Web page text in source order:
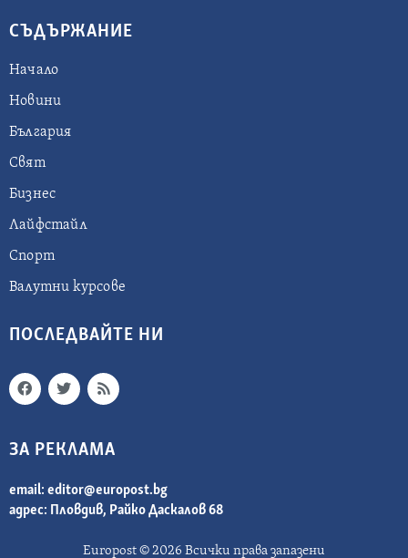
СЪДЪРЖАНИЕ
Начало
Новини
България
Свят
Бизнес
Лайфстайл
Спорт
Валутни курсове
ПОСЛЕДВАЙТЕ НИ
ЗА РЕКЛАМА
email: editor@europost.bg
адрес: Пловдив, Райко Даскалов 68
Europost © 2026 Всички права запазени